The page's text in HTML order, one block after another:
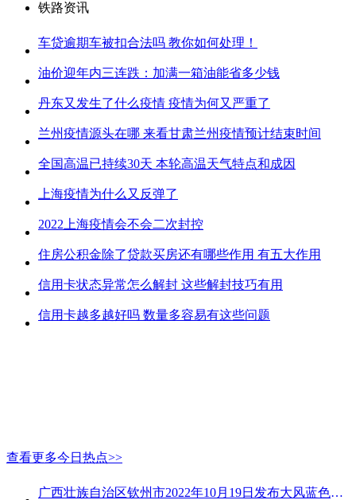
铁路资讯
车贷逾期车被扣合法吗 教你如何处理！
油价迎年内三连跌：加满一箱油能省多少钱
丹东又发生了什么疫情 疫情为何又严重了
兰州疫情源头在哪 来看甘肃兰州疫情预计结束时间
全国高温已持续30天 本轮高温天气特点和成因
上海疫情为什么又反弹了
2022上海疫情会不会二次封控
住房公积金除了贷款买房还有哪些作用 有五大作用
信用卡状态异常怎么解封 这些解封技巧有用
信用卡越多越好吗 数量多容易有这些问题
查看更多今日热点>>
广西壮族自治区钦州市2022年10月19日发布大风蓝色预警